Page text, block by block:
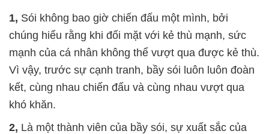
1, Sói không bao giờ chiến đấu một mình, bởi
chúng hiểu rằng khi đối mặt với kẻ thù mạnh, sức
mạnh của cá nhân không thể vượt qua được kẻ thù.
Vì vậy, trước sự cạnh tranh, bầy sói luôn luôn đoàn
kết, cùng nhau chiến đấu và cùng nhau vượt qua
khó khăn.
2, Là một thành viên của bầy sói, sự xuất sắc của